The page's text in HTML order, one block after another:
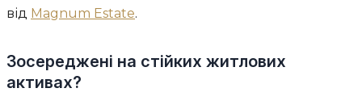
від Magnum Estate.
Зосереджені на стійких житлових
активах?